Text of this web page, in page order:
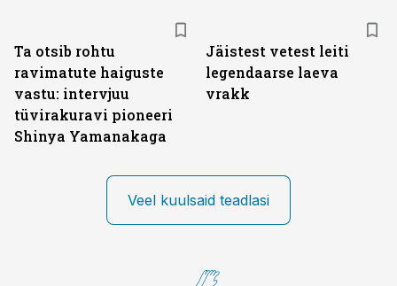
Ta otsib rohtu
ravimatute haiguste
vastu: intervjuu
tüvirakuravi pioneeri
Shinya Yamanakaga
Jäistest vetest leiti
legendaarse laeva
vrakk
Veel kuulsaid teadlasi